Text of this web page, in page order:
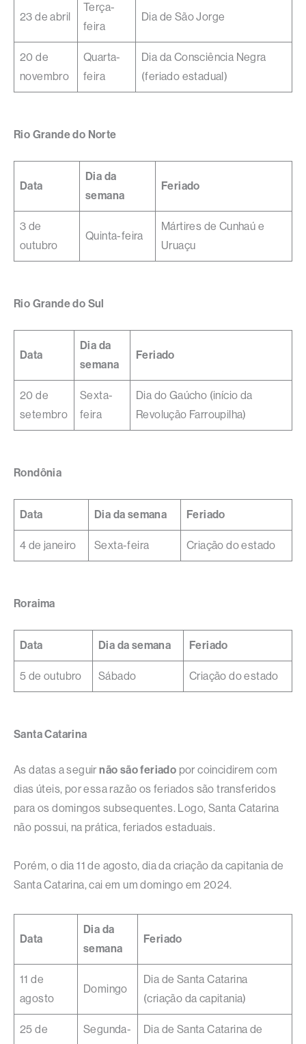
23 de abril
Terça-
feira
Dia de São Jorge
20 de
novembro
Quarta-
feira
Dia da Consciência Negra
(feriado estadual)
Rio Grande do Norte
Data
Dia da
semana
Feriado
3 de
outubro
Quinta-feira
Mártires de Cunhaú e
Uruaçu
Rio Grande do Sul
Data
Dia da
semana
Feriado
20 de
setembro
Sexta-
feira
Dia do Gaúcho (início da
Revolução Farroupilha)
Rondônia
Data Dia da semana Feriado
4 de janeiro Sexta-feira Criação do estado
Roraima
Data Dia da semana Feriado
5 de outubro Sábado Criação do estado
Santa Catarina
As datas a seguirnão são feriado por coincidirem com
dias úteis, por essa razão os feriados são transferidos
para os domingos subsequentes. Logo, Santa Catarina
não possui, na prática, feriados estaduais.
Porém, o dia 11 de agosto, dia da criação da capitania de
Santa Catarina, cai em um domingo em 2024.
Data
Dia da
semana
Feriado
11 de
agosto
Domingo
Dia de Santa Catarina
(criação da capitania)
25 de
Segunda-
Dia de Santa Catarina de